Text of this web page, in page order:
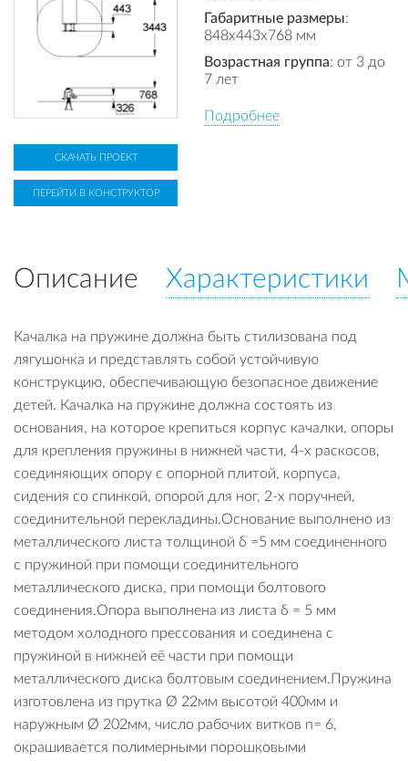
Габаритные размеры:
848x443x768 мм
Возрастная группа: от 3 до
7 лет
Подробнее
СКАЧАТЬ ПРОЕКТ
ПЕРЕЙТИ В КОНСТРУКТОР
Описание Характеристики
Качалка на пружине должна быть стилизована под
лягушонка и представлять собой устойчивую
конструкцию, обеспечивающую безопасное движение
детей. Качалка на пружине должна состоять из
основания, на которое крепиться корпус качалки, опоры
для крепления пружины в нижней части, 4-х раскосов,
соединяющих опору с опорной плитой, корпуса,
сидения со спинкой, опорой для ног, 2-х поручней,
соединительной перекладины.Основание выполнено из
металлического листа толщиной δ =5 мм соединенного
с пружиной при помощи соединительного
металлического диска, при помощи болтового
соединения.Опора выполнена из листа δ = 5 мм
методом холодного прессования и соединена с
пружиной в нижней её части при помощи
металлического диска болтовым соединением.Пружина
изготовлена из прутка Ø 22мм высотой 400мм и
наружным Ø 202мм, число рабочих витков n= 6,
окрашивается полимерными порошковыми